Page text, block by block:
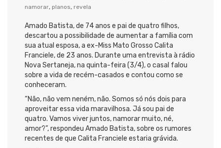
namorar, planos, revela
Amado Batista, de 74 anos e pai de quatro filhos,
descartou a possibilidade de aumentar a família com
sua atual esposa, a ex-Miss Mato Grosso Calita
Franciele, de 23 anos. Durante uma entrevista à rádio
Nova Sertaneja, na quinta-feira (3/4), o casal falou
sobre a vida de recém-casados e contou como se
conheceram.
“Não, não vem neném, não. Somos só nós dois para
aproveitar essa vida maravilhosa. Já sou pai de
quatro. Vamos viver juntos, namorar muito, né,
amor?”, respondeu Amado Batista, sobre os rumores
recentes de que Calita Franciele estaria grávida.